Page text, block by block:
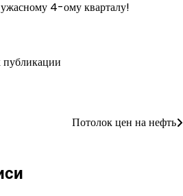
4-ому кварталу!
публикации
Потолок цен на нефть